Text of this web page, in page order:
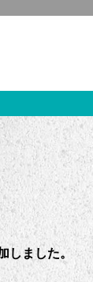
しました。